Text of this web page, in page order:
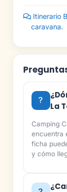
Itinerario
caravana.
La
Camping
encuentra
ficha
y cómo